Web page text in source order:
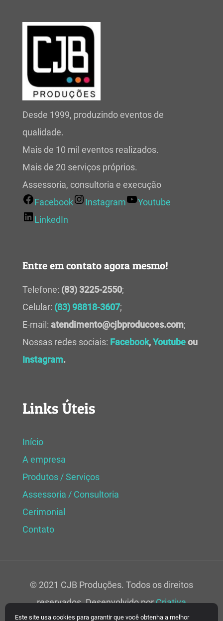
Este site usa cookies para garantir que você obtenha a melhor
Desde 1999, produzindo eventos de
qualidade.
Mais de 10 mil eventos realizados.
Mais de 20 serviços próprios.
Assessoria, consultoria e execução
Facebook
Instagram
Youtube
LinkedIn
Entre em contato agora mesmo!
Telefone: (83) 3225-2550;
Celular: (83) 98818-3607;
E-mail: atendimento@cjbproducoes.com;
Nossas redes sociais: Facebook,Youtubeou
Instagram.
Links Úteis
Início
A empresa
Produtos / Serviços
Assessoria / Consultoria
Cerimonial
Contato
© 2021 CJB Produções. Todos os direitos
reservados. Desenvolvido porCriativa